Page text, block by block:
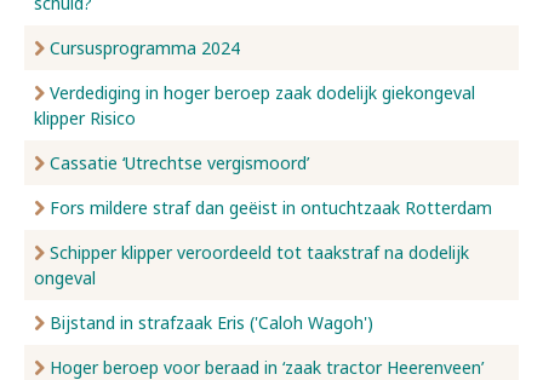
Cursusprogramma 2024
Verdediging in hoger beroep zaak dodelijk giekongeval
klipper Risico
Cassatie ‘Utrechtse vergismoord’
Fors mildere straf dan geëist in ontuchtzaak Rotterdam
Schipper klipper veroordeeld tot taakstraf na dodelijk
ongeval
Bijstand in strafzaak Eris ('Caloh Wagoh')
Hoger beroep voor beraad in ‘zaak tractor Heerenveen’